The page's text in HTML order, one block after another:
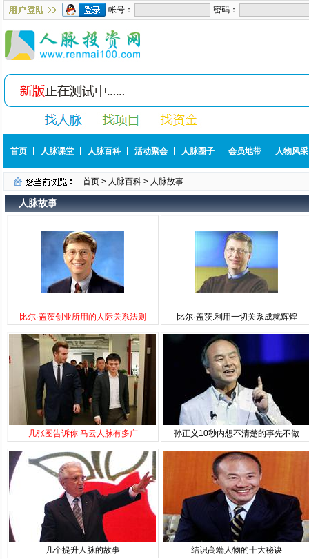
首页 人脉课堂 人脉百科 活动聚会 人脉圈子 会员地带 人物风采
首页 > 人脉百科 > 人脉故事
人脉故事
比尔·盖茨创业所用的人际关系法则 比尔·盖茨:利用一切关系成就辉煌
几张图告诉你 马云人脉有多广 孙正义10秒内想不清楚的事先不做
几个提升人脉的故事 结识高端人物的十大秘诀